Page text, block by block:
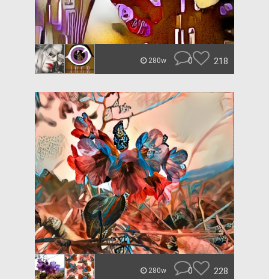
280w 0 218
280w 0 228